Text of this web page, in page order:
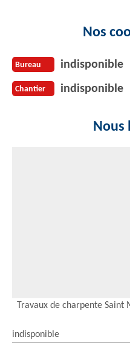
Nos
Bureau indisponible
Chantier indisponible
Nous
Travaux de charpente
indisponible